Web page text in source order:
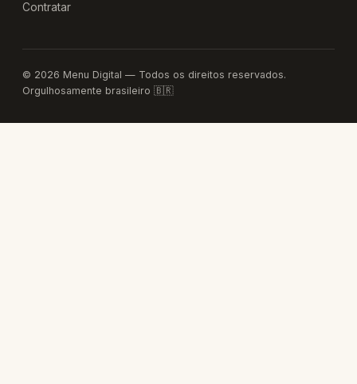
Contratar
© 2026 Menu Digital — Todos os direitos reservados.
Orgulhosamente brasileiro 🇧🇷